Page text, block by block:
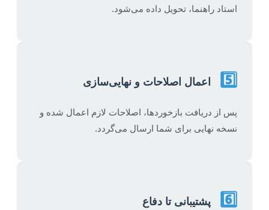
استاد راهنما، تحویل داده می‌شود.
5️⃣ اعمال اصلاحات و نهایی‌سازی
پس از دریافت بازخوردها، اصلاحات لازم اعمال شده و
نسخه نهایی برای شما ارسال می‌گردد.
6️⃣ پشتیبانی تا دفاع